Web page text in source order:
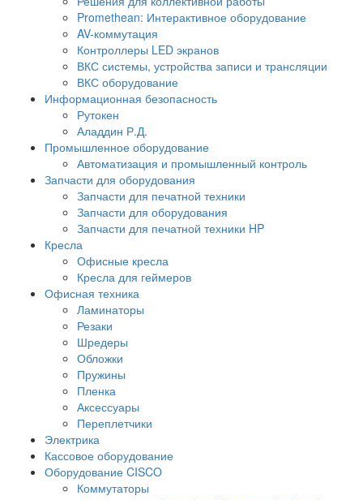
Promethean: Интерактивное оборудование
AV-коммутация
Контроллеры LED экранов
ВКС системы, устройства записи и трансляции
ВКС оборудование
Информационная безопасность
Рутокен
Аладдин Р.Д.
Промышленное оборудование
Автоматизация и промышленный контроль
Запчасти для оборудования
Запчасти для печатной техники
Запчасти для оборудования
Запчасти для печатной техники HP
Кресла
Офисные кресла
Кресла для геймеров
Офисная техника
Ламинаторы
Резаки
Шредеры
Обложки
Пружины
Пленка
Аксессуары
Переплетчики
Электрика
Кассовое оборудование
Оборудование CISCO
Коммутаторы